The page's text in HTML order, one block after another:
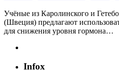
Учёные из Каролинского и
(Швеция) предлагают
для снижения уровня гормона…
Infox